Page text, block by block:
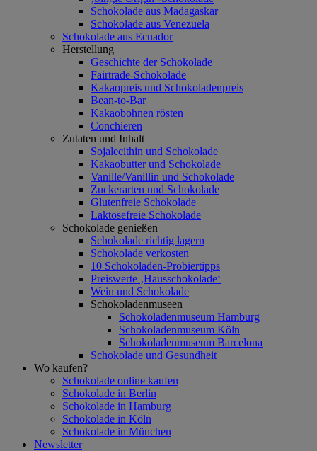
Schokolade aus Madagaskar
Schokolade aus Venezuela
Schokolade aus Ecuador
Herstellung
Geschichte der Schokolade
Fairtrade-Schokolade
Kakaopreis und Schokoladenpreis
Bean-to-Bar
Kakaobohnen rösten
Conchieren
Zutaten und Inhalt
Sojalecithin und Schokolade
Kakaobutter und Schokolade
Vanille/Vanillin und Schokolade
Zuckerarten und Schokolade
Glutenfreie Schokolade
Laktosefreie Schokolade
Schokolade genießen
Schokolade richtig lagern
Schokolade verkosten
10 Schokoladen-Probiertipps
Preiswerte ‚Hausschokolade‘
Wein und Schokolade
Schokoladenmuseen
Schokoladenmuseum Hamburg
Schokoladenmuseum Köln
Schokoladenmuseum Barcelona
Schokolade und Gesundheit
Wo kaufen?
Schokolade online kaufen
Schokolade in Berlin
Schokolade in Hamburg
Schokolade in Köln
Schokolade in München
Newsletter